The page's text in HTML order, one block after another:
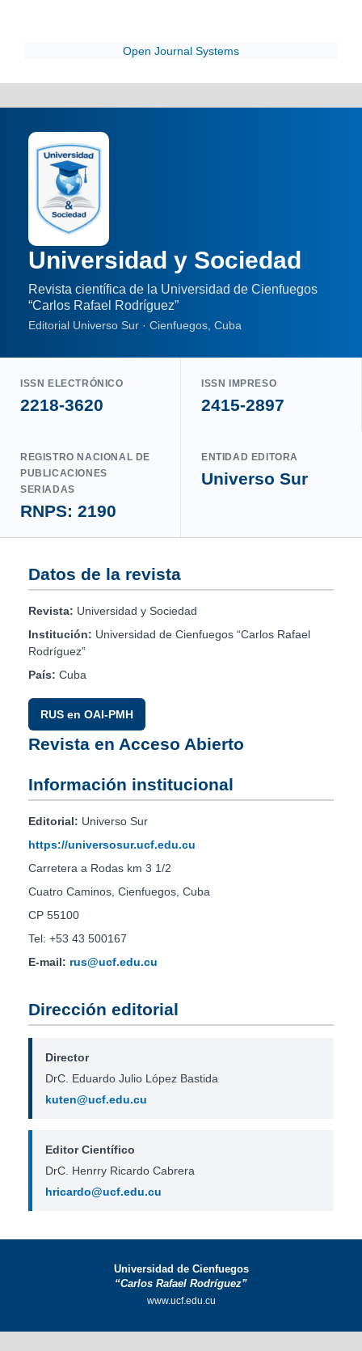
Open Journal Systems
Universidad y Sociedad
Revista científica de la Universidad de Cienfuegos
“Carlos Rafael Rodríguez”
Editorial Universo Sur · Cienfuegos, Cuba
ISSN ELECTRÓNICO
2218-3620
ISSN IMPRESO
2415-2897
REGISTRO NACIONAL DE
PUBLICACIONES
SERIADAS
RNPS: 2190
ENTIDAD EDITORA
Universo Sur
Datos de la revista
Revista: Universidad y Sociedad
Institución: Universidad de Cienfuegos “Carlos Rafael
Rodríguez”
País: Cuba
RUS en OAI-PMH
Revista en Acceso Abierto
Información institucional
Editorial: Universo Sur
https://universosur.ucf.edu.cu
Carretera a Rodas km 3 1/2
Cuatro Caminos, Cienfuegos, Cuba
CP 55100
Tel: +53 43 500167
E-mail: rus@ucf.edu.cu
Dirección editorial
Director
DrC. Eduardo Julio López Bastida
kuten@ucf.edu.cu
Editor Científico
DrC. Henrry Ricardo Cabrera
hricardo@ucf.edu.cu
Universidad de Cienfuegos
“Carlos Rafael Rodríguez”
www.ucf.edu.cu